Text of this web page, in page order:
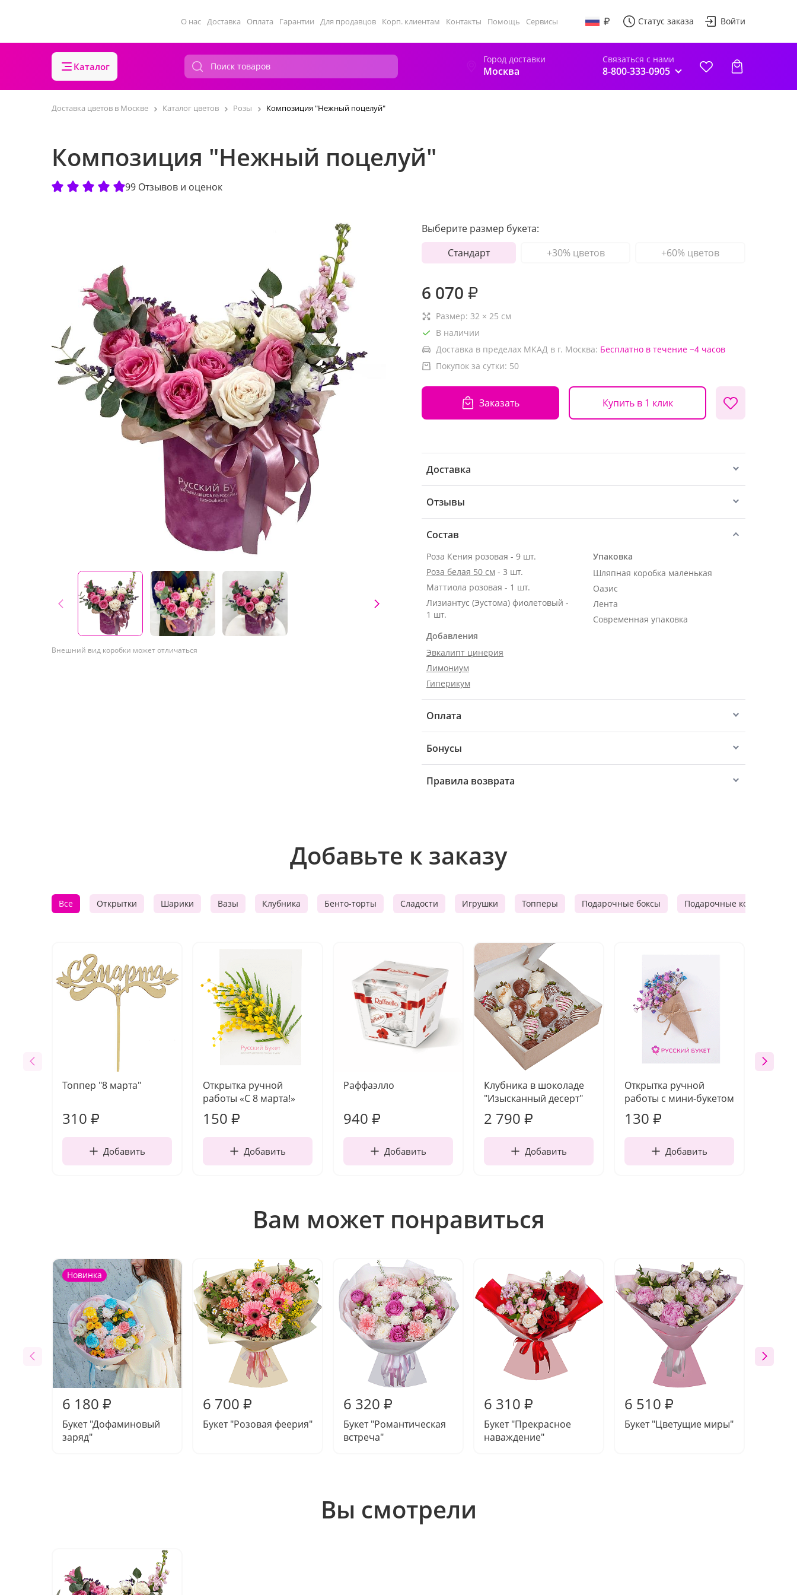
О нас Доставка Оплата Гарантии Для продавцов Корп. клиентам Контакты Помощь Сервисы Статус заказа Войти
Каталог
Город доставки
Москва
Связаться с нами
8-800-333-0905
Доставка цветов в Москве Каталог цветов Розы Композиция "Нежный поцелуй"
Композиция "Нежный поцелуй"
99 Отзывов и оценок
Внешний вид коробки может отличаться
Выберите размер букета:
Стандарт
+30% цветов +60% цветов
6 070 ₽
Размер: 32 × 25 см
В наличии
Доставка в пределах МКАД в г. Москва: Бесплатно в течение ~4 часов
Покупок за сутки: 50
Заказать Купить в 1 клик
Доставка
Отзывы
Состав
Роза Кения розовая - 9 шт.
Роза белая 50 см - 3 шт.
Маттиола розовая - 1 шт.
Лизиантус (Эустома) фиолетовый -
1 шт.
Добавления
Эвкалипт цинерия
Лимониум
Гиперикум
Упаковка
Шляпная коробка маленькая
Оазис
Лента
Современная упаковка
Оплата
Бонусы
Правила возврата
Добавьте к заказу
Все Открытки Шарики Вазы Клубника Бенто-торты Сладости Игрушки Топперы Подарочные боксы Подарочные корзины
Топпер "8 марта"
310 ₽
Добавить
Открытка ручной
работы «С 8 марта!»
150 ₽
Добавить
Раффаэлло
940 ₽
Добавить
Клубника в шоколаде
"Изысканный десерт"
2 790 ₽
Добавить
Открытка ручной
работы с мини-букетом
130 ₽
Добавить
Вам может понравиться
Новинка
6 180 ₽
Букет "Дофаминовый
заряд"
6 700 ₽
Букет "Розовая феерия"
6 320 ₽
Букет "Романтическая
встреча"
6 310 ₽
Букет "Прекрасное
наваждение"
6 510 ₽
Букет "Цветущие миры"
Вы смотрели